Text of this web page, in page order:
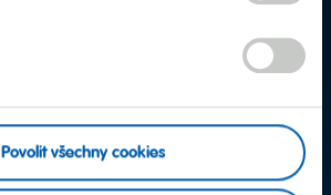
Povolit všechny cookies